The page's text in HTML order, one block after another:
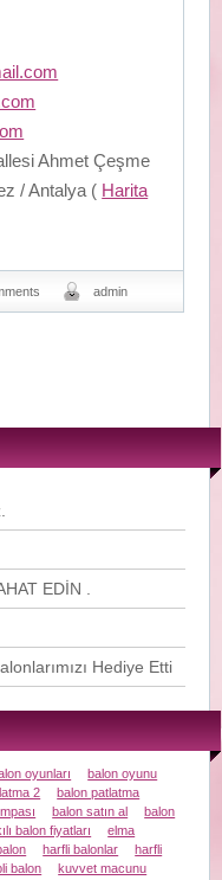
Ahmet Çeşme
/ Antalya ( Harita
admin
EDİN .
Hediye Etti
oyunları
balon oyunu
2
balon patlatma
balon satın al
balon
balon fiyatları
elma
harfli balonlar
harfli
balon
kuvvet macunu